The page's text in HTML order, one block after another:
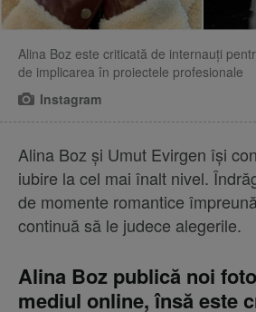
Alina Boz este criticată de internauți
de implicarea în proiectele profesionale
Instagram
Alina Boz și Umut Evirgen își
iubire la cel mai înalt nivel.
de momente romantice
continuă să le judece alegerile.
Alina Boz publică noi
mediul online, însă este